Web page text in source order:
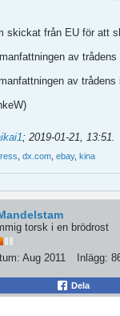
skickat från EU för att
av trådens
av trådens
; 2019-01-21, 13:51.
dx.com ebay, kina
torsk i en brödrost
Aug 2011 Inlägg:
Dela